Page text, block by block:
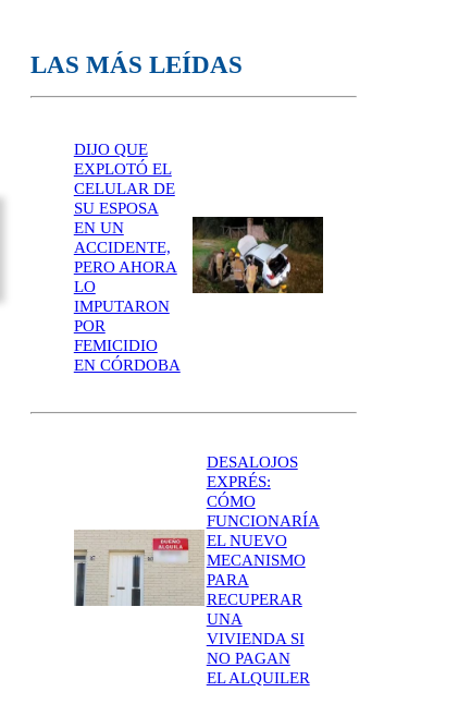
LAS MÁS LEÍDAS
DIJO QUE
EXPLOTÓ EL
CELULAR DE
SU ESPOSA
EN UN
ACCIDENTE,
PERO AHORA
LO
IMPUTARON
POR
FEMICIDIO
EN CÓRDOBA
DESALOJOS
EXPRÉS:
CÓMO
FUNCIONARÍA
EL NUEVO
MECANISMO
PARA
RECUPERAR
UNA
VIVIENDA SI
NO PAGAN
EL ALQUILER